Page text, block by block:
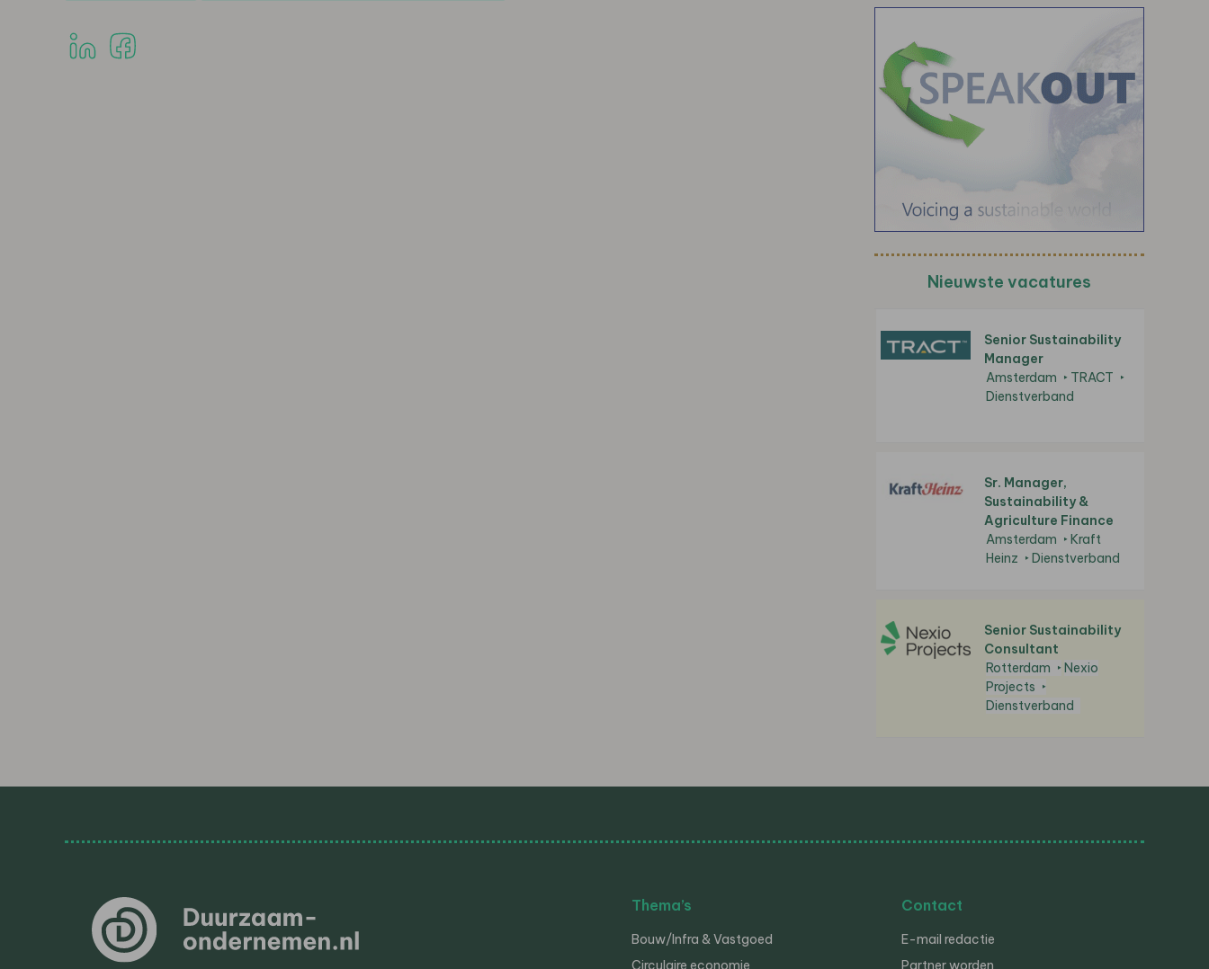
Nieuwste vacatures
Senior Sustainability
Manager
Amsterdam
TRACT
Dienstverband
Sr. Manager,
Sustainability &
Agriculture Finance
Amsterdam
Kraft
Heinz
Dienstverband
Senior Sustainability
Consultant
Rotterdam
Nexio
Projects
Dienstverband
Thema’s
Bouw/Infra & Vastgoed
Circulaire economie
Contact
E-mail redactie
Partner worden